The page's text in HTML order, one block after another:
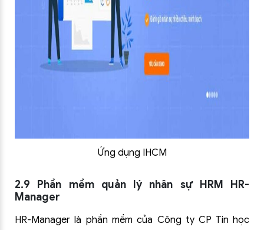
Ứng dụng IHCM
2.9 Phần mềm quản lý nhân sự HRM HR-
Manager
HR-Manager là phần mềm của Công ty CP Tin học